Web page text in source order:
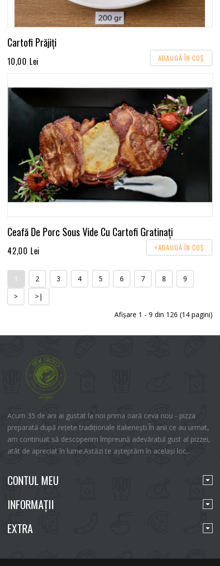
Cartofi Prăjiți
10,00 Lei ADAUGĂ ÎN COŞ
Ceafă De Porc Sous Vide Cu Cartofi Gratinați
42,00 Lei +ADAUGĂ ÎN COŞ
1 2 3 4 5 6 7 8
9
>
>|
Afişare 1 - 9 din 126 (14 pagini)
Acum 35 de ani ai gustat la noi prima oară ceva nou - pizza
preparată după rețete tradiționale italienești.În anii ce au urmat,
am continuat să descoperim împreună adevăratul gust al pizzei,
atât de apreciat în lume.Astăzi te așteptăm în același loc,..
CONTUL MEU
INFORMAŢII
EXTRA